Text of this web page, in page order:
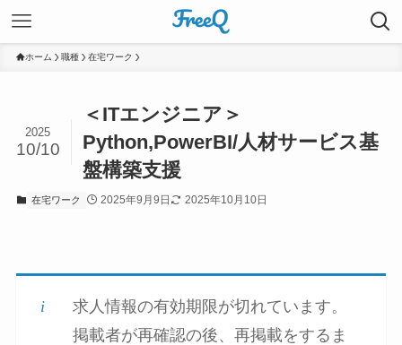
ホーム 職種 在宅ワーク
＜ITエンジニア＞
Python,PowerBI/人材サービス基
盤構築支援
2025
10/10
在宅ワーク 2025年9月9日 2025年10月10日
求人情報の有効期限が切れています。
掲載者が再確認の後、再掲載をするま